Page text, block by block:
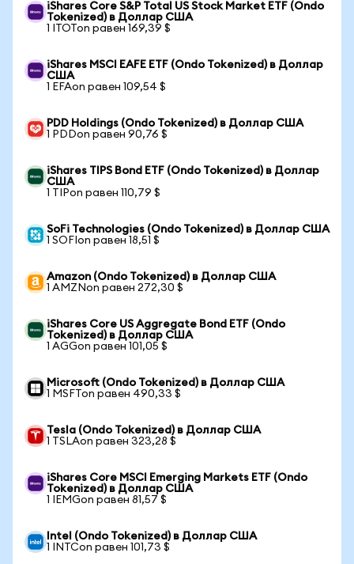
iShares Core S&P Total US Stock Market ETF (Ondo
Tokenized) в Доллар США
1 ITOTon равен 169,39 $
iShares MSCI EAFE ETF (Ondo Tokenized) в Доллар
США
1 EFAon равен 109,54 $
PDD Holdings (Ondo Tokenized) в Доллар США
1 PDDon равен 90,76 $
iShares TIPS Bond ETF (Ondo Tokenized) в Доллар
США
1 TIPon равен 110,79 $
SoFi Technologies (Ondo Tokenized) в Доллар США
1 SOFIon равен 18,51 $
Amazon (Ondo Tokenized) в Доллар США
1 AMZNon равен 272,30 $
iShares Core US Aggregate Bond ETF (Ondo
Tokenized) в Доллар США
1 AGGon равен 101,05 $
Microsoft (Ondo Tokenized) в Доллар США
1 MSFTon равен 490,33 $
Tesla (Ondo Tokenized) в Доллар США
1 TSLAon равен 323,28 $
iShares Core MSCI Emerging Markets ETF (Ondo
Tokenized) в Доллар США
1 IEMGon равен 81,57 $
Intel (Ondo Tokenized) в Доллар США
1 INTCon равен 101,73 $